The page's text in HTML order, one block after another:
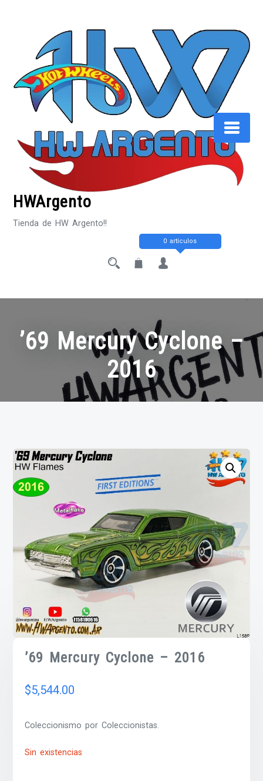
HWArgento
Tienda de HW Argento!!
0 artículos
’69 Mercury Cyclone –
2016
’69 Mercury Cyclone – 2016
$5,544.00
Coleccionismo por Coleccionistas.
Sin existencias